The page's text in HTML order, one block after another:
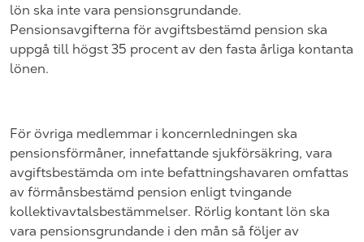
lön ska inte vara pensionsgrundande.
Pensionsavgifterna för avgiftsbestämd pension ska
uppgå till högst 35 procent av den fasta årliga kontanta
lönen.
För övriga medlemmar i koncernledningen ska
pensionsförmåner, innefattande sjukförsäkring, vara
avgiftsbestämda om inte befattningshavaren omfattas
av förmånsbestämd pension enligt tvingande
kollektivavtalsbestämmelser. Rörlig kontant lön ska
vara pensionsgrundande i den mån så följer av